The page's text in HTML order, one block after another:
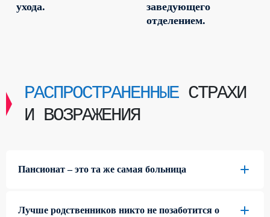
ухода.
заведующего
отделением.
РАСПРОСТРАНЕННЫЕСТРАХИ
И ВОЗРАЖЕНИЯ
Пансионат – это та же самая больница
Лучше родственников никто не позаботится о